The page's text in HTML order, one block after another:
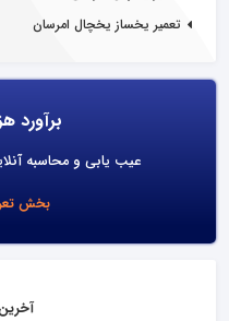
تعمیر یخساز یخچال امرسان
برآورد
عیب یابی و محاسبه
بخش